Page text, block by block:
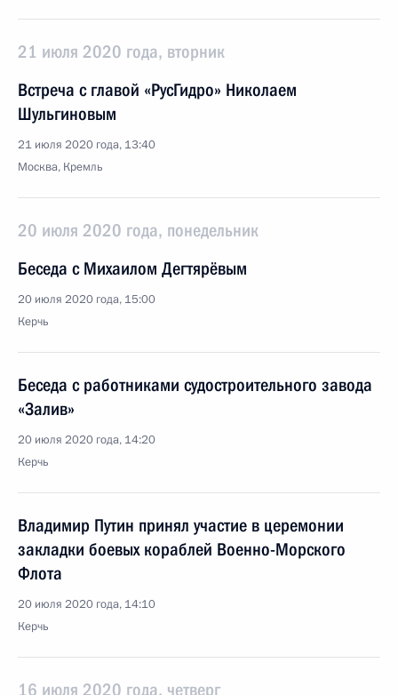
21 июля 2020 года, вторник
Встреча с главой «РусГидро» Николаем
Шульгиновым
21 июля 2020 года, 13:40
Москва, Кремль
20 июля 2020 года, понедельник
Беседа с Михаилом Дегтярёвым
20 июля 2020 года, 15:00
Керчь
Беседа с работниками судостроительного завода
«Залив»
20 июля 2020 года, 14:20
Керчь
Владимир Путин принял участие в церемонии
закладки боевых кораблей Военно-Морского
Флота
20 июля 2020 года, 14:10
Керчь
16 июля 2020 года, четверг